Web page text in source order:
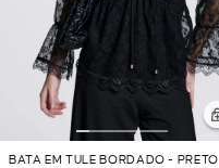
BATA EM TULE BORDADO - PRETO